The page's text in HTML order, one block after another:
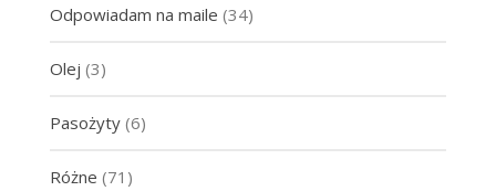
Odpowiadam na maile (34)
Olej (3)
Pasożyty(6)
Różne (71)